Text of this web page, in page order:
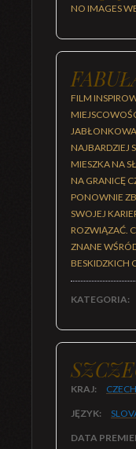
NO IMAGES
FILM
NAJBARDZIEJ
MIESZKA NA
NA GRANICĘ
PONOWNIE
SWOJEJ
ROZWIĄZAĆ.
ZNANE
BESKIDZKICH
KATEGORIA:
KRAJ:
JĘZYK:
DATA